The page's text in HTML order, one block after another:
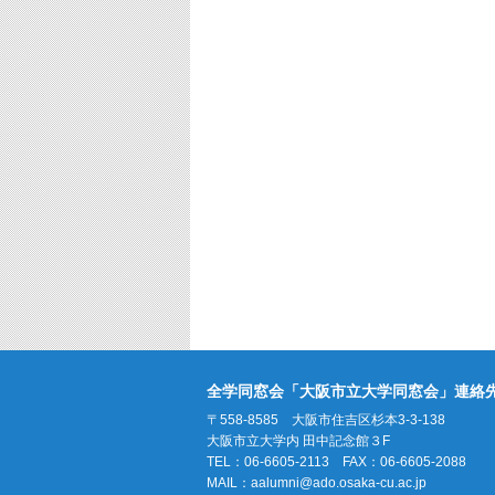
全学同窓会「大阪市立大学同窓会」連絡
〒558-8585 大阪市住吉区杉本3-3-138
大阪市立大学内 田中記念館３F
TEL：06-6605-2113 FAX：06-6605-2088
MAIL： aalumni@ado.osaka-cu.ac.jp